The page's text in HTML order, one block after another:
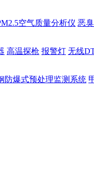
空气质量分析仪 恶
高温探枪 报警灯 无线
防爆式预处理监测系统